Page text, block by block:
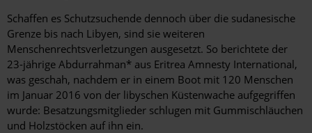
Schaffen es Schutzsuchende dennoch über die sudanesische
Grenze bis nach Libyen, sind sie weiteren
Menschenrechtsverletzungen ausgesetzt. So berichtete der
23-jährige Abdurrahman* aus Eritrea Amnesty International,
was geschah, nachdem er in einem Boot mit 120 Menschen
im Januar 2016 von der libyschen Küstenwache aufgegriffen
wurde: Besatzungsmitglieder schlugen mit Gummischläuchen
und Holzstöcken auf ihn ein.